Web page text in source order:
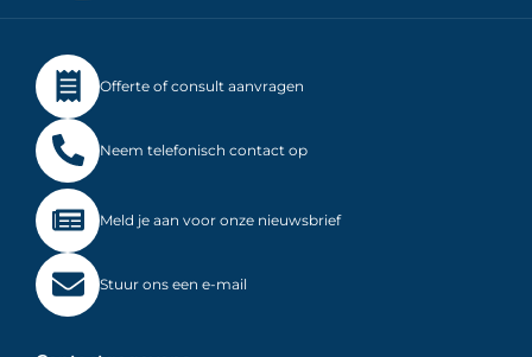
Offerte of consult aanvragen
Neem telefonisch contact op
Meld je aan voor onze nieuwsbrief
Stuur ons een e-mail